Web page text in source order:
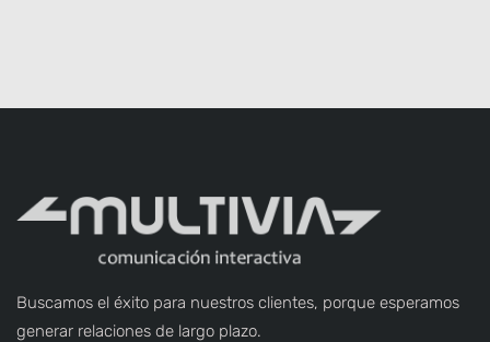
Buscamos el éxito para nuestros clientes, porque esperamos
generar relaciones de largo plazo.